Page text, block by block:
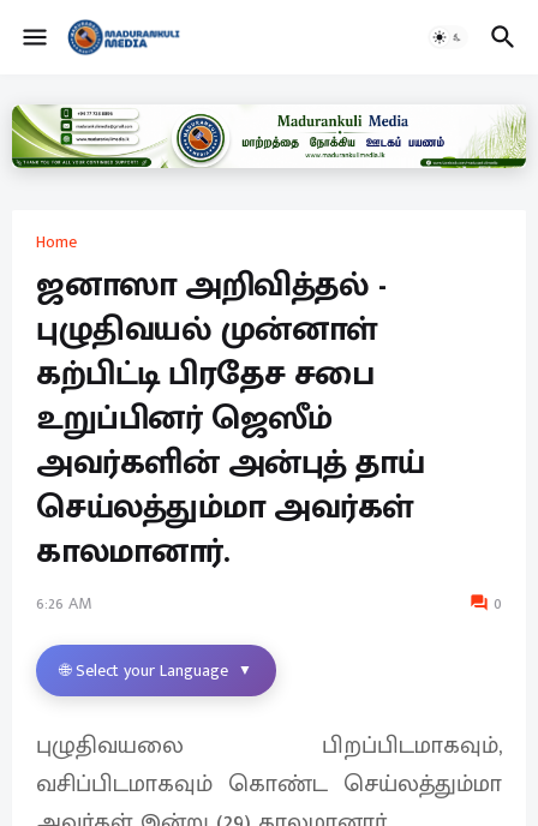
Home
ஜனாஸா அறிவித்தல் -
புழுதிவயல் முன்னாள்
கற்பிட்டி பிரதேச சபை
உறுப்பினர் ஜெஸீம்
அவர்களின் அன்புத் தாய்
செய்லத்தும்மா அவர்கள்
காலமானார்.
6:26 AM 0
🌐 Select your Language ▼
புழுதிவயலை பிறப்பிடமாகவும்,
வசிப்பிடமாகவும் கொண்ட செய்லத்தும்மா